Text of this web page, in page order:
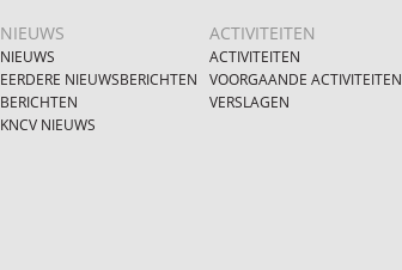
NIEUWS
NIEUWS
EERDERE NIEUWSBERICHTEN
BERICHTEN
KNCV NIEUWS
ACTIVITEITEN
ACTIVITEITEN
VOORGAANDE ACTIVITEITEN
VERSLAGEN